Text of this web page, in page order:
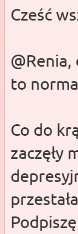
Cześć
to
Co do
zaczęły